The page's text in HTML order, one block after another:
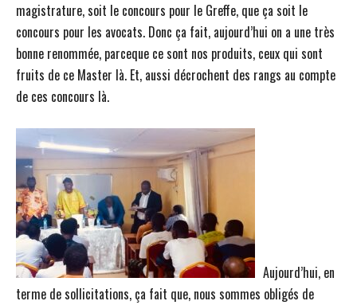
magistrature, soit le concours pour le Greffe, que ça soit le
concours pour les avocats. Donc ça fait, aujourd’hui on a une très
bonne renommée, parceque ce sont nos produits, ceux qui sont
fruits de ce Master là. Et, aussi décrochent des rangs au compte
de ces concours là.
Aujourd’hui, en
terme de sollicitations, ça fait que, nous sommes obligés de